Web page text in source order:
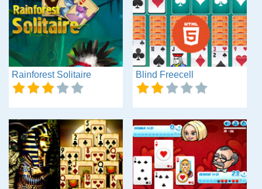
Rainforest Solitaire Blind Freecell